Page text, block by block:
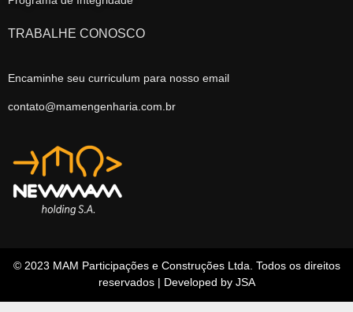
TRABALHE CONOSCO
Encaminhe seu curriculum para nosso email
contato@mamengenharia.com.br
© 2023 MAM Participações e Construções Ltda. Todos os direitos
reservados | Developed by JSA